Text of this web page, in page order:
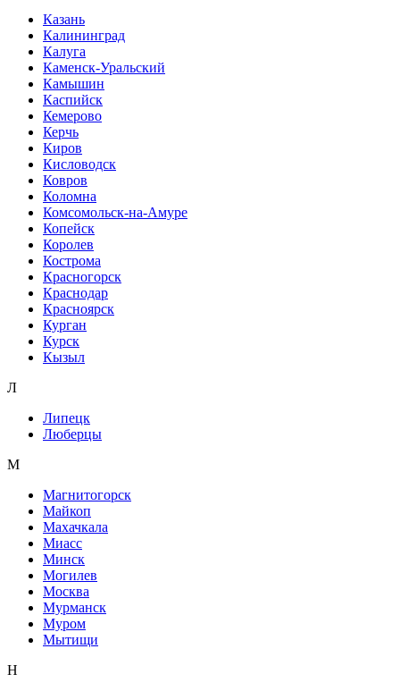
Казань
Калининград
Калуга
Каменск-Уральский
Камышин
Каспийск
Кемерово
Керчь
Киров
Кисловодск
Ковров
Коломна
Комсомольск-на-Амуре
Копейск
Королев
Кострома
Красногорск
Краснодар
Красноярск
Курган
Курск
Кызыл
Л
Липецк
Люберцы
М
Магнитогорск
Майкоп
Махачкала
Миасс
Минск
Могилев
Москва
Мурманск
Муром
Мытищи
Н